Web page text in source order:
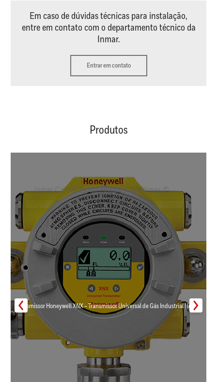
Em caso de dúvidas técnicas para instalação,
entre em contato com o departamento técnico da
Inmar.
Entrar em contato
Produtos
Transmissor Honeywell XNX – Transmissor Universal de Gás Industrial | Inmar